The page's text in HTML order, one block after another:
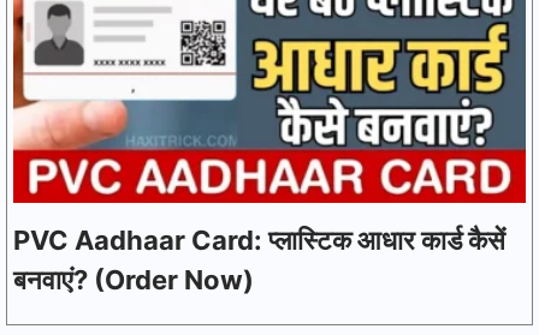
PVC Aadhaar Card: प्लास्टिक आधार कार्ड कैसें
बनवाएं? (Order Now)